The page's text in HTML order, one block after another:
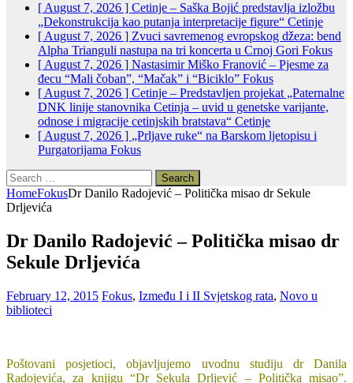
[ August 7, 2026 ] Cetinje – Saška Bojić predstavlja izložbu
„Dekonstrukcija kao putanja interpretacije figure“ Cetinje
[ August 7, 2026 ] Zvuci savremenog evropskog džeza: bend
Alpha Trianguli nastupa na tri koncerta u Crnoj Gori Fokus
[ August 7, 2026 ] Nastasimir Miško Franović – Pjesme za
đecu “Mali čoban”, “Mačak” i “Biciklo” Fokus
[ August 7, 2026 ] Cetinje – Predstavljen projekat „Paternalne
DNK linije stanovnika Cetinja – uvid u genetske varijante,
odnose i migracije cetinjskih bratstava“ Cetinje
[ August 7, 2026 ] „Prljave ruke“ na Barskom ljetopisu i
Purgatorijama Fokus
Search
for:
HomeFokusDr Danilo Radojević – Politička misao dr Sekule
Drljevića
Dr Danilo Radojević – Politička misao dr
Sekule Drljevića
February 12, 2015 Fokus, Između I i II Svjetskog rata, Novo u
biblioteci
Poštovani posjetioci, objavljujemo uvodnu studiju dr Danila
Radojevića, za knjigu “Dr Sekula Drljević – Politička misao”.